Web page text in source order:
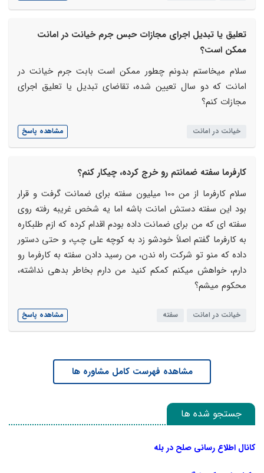
تعلیق یا تبدیل اجرای مجازات حبس جرم خیانت در امانت
ممکن است؟
سلام میخاستم بدونم چطور ممکن است بابت جرم خیانت در
امانت که دو سال تعیین شده، تقاضای تبدیل یا تعلیق اجرای
مجازات کنم؟
خیانت در امانت مشاهده پاسخ
کارفرما سفته ضمانتم رو خرج کرده، چیکار کنم؟
سلام کارفرما از من 100 میلیون سفته برای ضمانت گرفت و قرار
بود این سفته دستش امانت باشه اما یه شخص غریبه رفته روی
سفته ای که من برای ضمانت داده بودم اقدام کرده که ازم طلبکاره
به کارفرما گفتم اصلاً خودشو زد به کوچه علی چپ، و حتی دستور
داده که منو تو شرکت راه ندن، من رسید دادن سفته به کارفرما رو
دارم، خواهش میکنم کمکم کنید من دارم بخاطر بدهی نداشته،
محکوم میشم؟
خیانت در امانت سفته مشاهده پاسخ
مشاهده فهرست کامل مشاوره ها
جستجو شده ها
کانال اطلاع رسانی صلح در بله